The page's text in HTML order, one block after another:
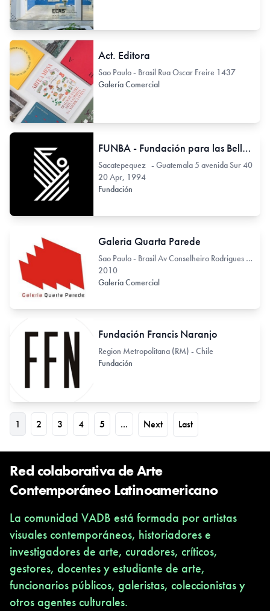
Act. Editora
Sao Paulo - Brasil Rua Oscar Freire 1437
Galería Comercial
FUNBA - Fundación para las Bellas Artes y la Cultura
Sacatepequez - Guatemala 5 avenida Sur 40
20 Apr, 1994
Fundación
Galeria Quarta Parede
Sao Paulo - Brasil Av Conselheiro Rodrigues Alves 722
2010
Galería Comercial
Fundación Francis Naranjo
Region Metropolitana (RM) - Chile
Fundación
1 2 3 4 5 ... Next Last
Red colaborativa de Arte
Contemporáneo Latinoamericano
La comunidad VADB está formada por artistas
visuales contemporáneos, historiadores e
investigadores de arte, curadores, críticos,
gestores, docentes y estudiante de arte,
funcionarios públicos, galeristas, coleccionistas y
otros agentes culturales.